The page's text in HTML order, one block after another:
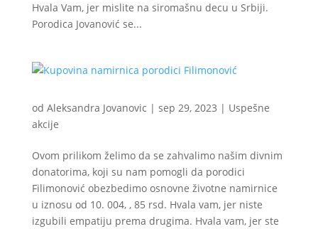
Hvala Vam, jer mislite na siromašnu decu u Srbiji.
Porodica Jovanović se...
od Aleksandra Jovanovic | sep 29, 2023 | Uspešne
akcije
Ovom prilikom želimo da se zahvalimo našim divnim
donatorima, koji su nam pomogli da porodici
Filimonović obezbedimo osnovne životne namirnice
u iznosu od 10. 004, , 85 rsd. Hvala vam, jer niste
izgubili empatiju prema drugima. Hvala vam, jer ste